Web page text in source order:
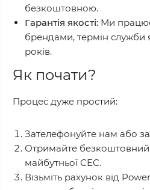
безкоштовною.
Гарантія якості: Ми
брендами, термін служби
років.
Як почати?
Процес дуже простий:
Зателефонуйте нам або
Отримайте
майбутньої СЕС.
Візьміть рахунок від